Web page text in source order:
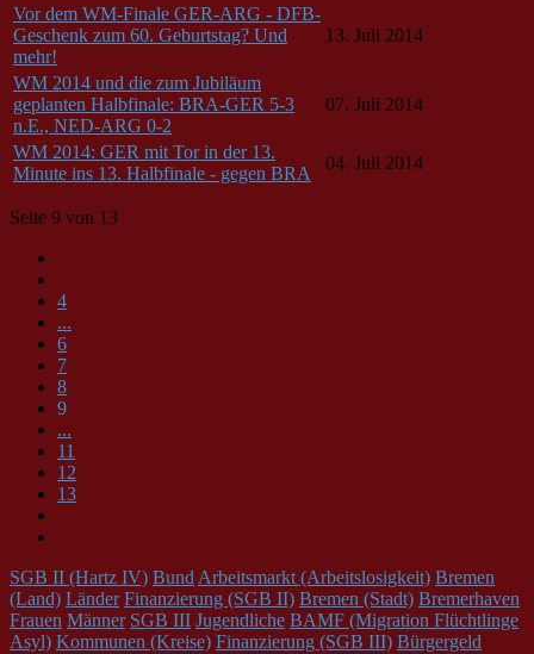
Vor dem WM-Finale GER-ARG - DFB-
Geschenk zum 60. Geburtstag? Und
mehr!
13. Juli 2014
WM 2014 und die zum Jubiläum
geplanten Halbfinale: BRA-GER 5-3
n.E., NED-ARG 0-2
07. Juli 2014
WM 2014: GER mit Tor in der 13.
Minute ins 13. Halbfinale - gegen BRA
04. Juli 2014
Seite 9 von 13
4
...
6
7
8
9
...
11
12
13
SGB II (Hartz IV) BundArbeitsmarkt (Arbeitslosigkeit) Bremen
(Land) Länder Finanzierung (SGB II) Bremen (Stadt) Bremerhaven
Frauen Männer SGB III Jugendliche BAMF (Migration Flüchtlinge
Asyl) Kommunen (Kreise) Finanzierung (SGB III) Bürgergeld